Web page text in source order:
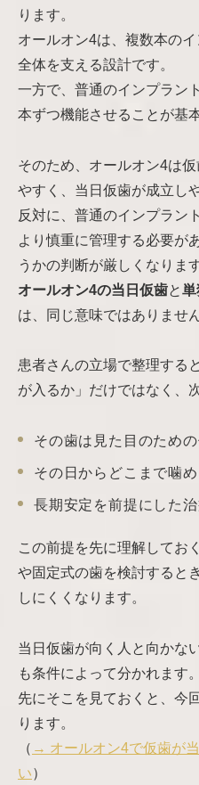
ります。
オールオン4は、複数本の
全体を支える設計です。
一方で、普通のインプラン
本ずつ機能させることが基
そのため、オールオン4は
やすく、当日仮歯が成立し
反対に、普通のインプラン
より慎重に管理する必要が
うかの判断が厳しくなります
オールオン4の当日仮歯と単
は、同じ意味ではありません
患者さんの立場で整理する
が入るか」だけではなく、
その歯は見た目のため
その日からどこまで噛
長期安定を前提にした
この前提を先に理解してお
や固定式の歯を検討すると
しにくくなります。
当日仮歯が向く人と向かな
も条件によって分かれます。
先にそこを見ておくと、今
ります。
（ → オールオン4で仮歯が
い）